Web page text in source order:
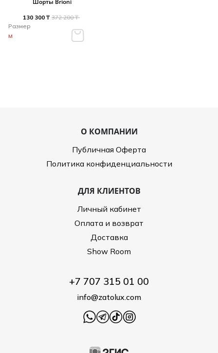
130 300 ₸ 372 200 ₸
Размер
M
О КОМПАНИИ
Публичная Оферта
Политика конфиденциальности
ДЛЯ КЛИЕНТОВ
Личный кабинет
Оплата и возврат
Доставка
Show Room
+7 707 315 01 00
info@zatolux.com